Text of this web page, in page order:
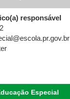
responsável
Especial